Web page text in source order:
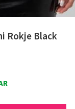
Rokje Black